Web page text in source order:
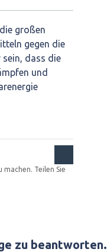
großen
gegen die
dass die
und
Teilen Sie
zu beantworten.